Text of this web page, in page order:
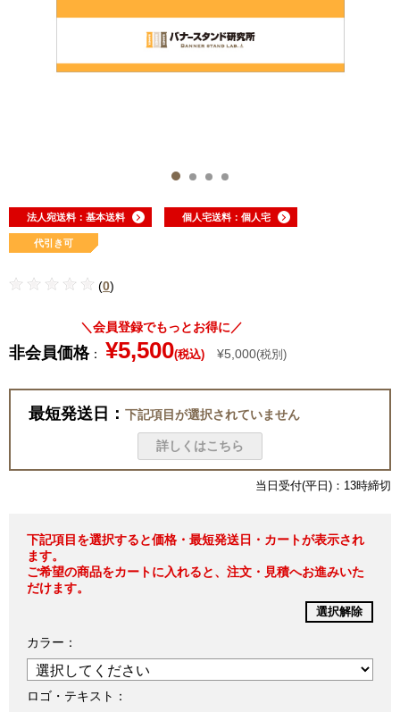
法人宛送料：基本送料 個人宅送料：個人宅
代引き可
(0)
＼会員登録でもっとお得に／
非会員価格： ¥5,500(税込) ¥5,000(税別)
最短発送日： 下記項目が選択されていません
詳しくはこちら
当日受付(平日)：13時締切
下記項目を選択すると価格・最短発送日・カートが表示され
ます。
ご希望の商品をカートに入れると、注文・見積へお進みいた
だけます。
選択解除
カラー：
ロゴ・テキスト：